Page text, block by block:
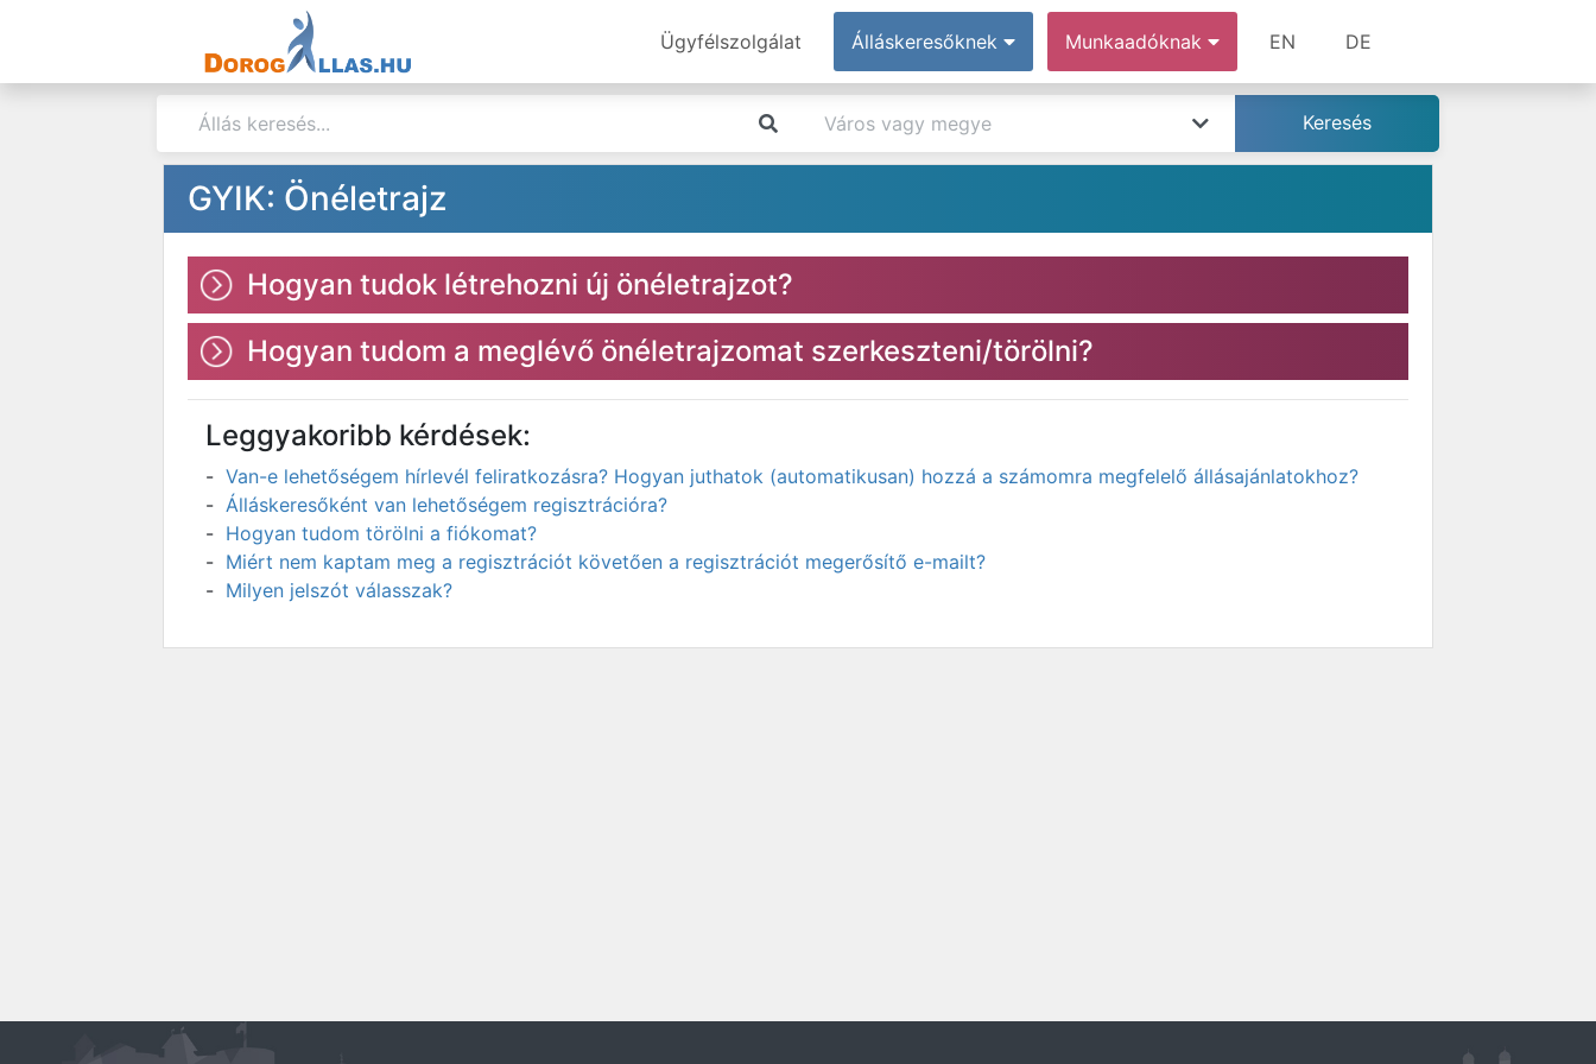
Ügyfélszolgálat Álláskeresőknek Munkaadóknak EN DE
GYIK: Önéletrajz
Hogyan tudok létrehozni új önéletrajzot?
Hogyan tudom a meglévő önéletrajzomat szerkeszteni/törölni?
Leggyakoribb kérdések:
Van-e lehetőségem hírlevél feliratkozásra? Hogyan juthatok (automatikusan) hozzá a számomra megfelelő állásajánlatokhoz?
Álláskeresőként van lehetőségem regisztrációra?
Hogyan tudom törölni a fiókomat?
Miért nem kaptam meg a regisztrációt követően a regisztrációt megerősítő e-mailt?
Milyen jelszót válasszak?